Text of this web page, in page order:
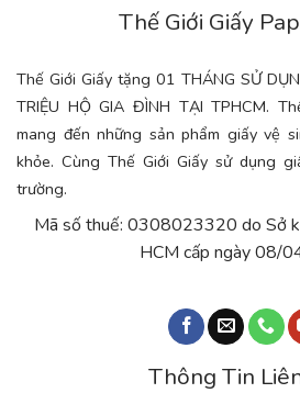
Thế Giới Giấy
Thế Giới Giấy tặng 01 THÁNG SỬ
TRIỆU HỘ GIA ĐÌNH TẠI TPHCM.
mang đến những sản phẩm giấy vệ
khỏe. Cùng Thế Giới Giấy sử dụng
trường.
Mã số thuế: 0308023320 do Sở
HCM cấp ngày 08/
Thông Tin